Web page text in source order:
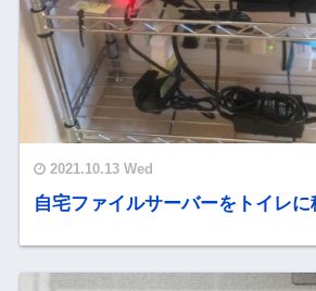
2021.10.13 Wed
自宅ファイルサーバーをトイレに